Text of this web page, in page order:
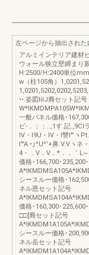
左ページから抽出された
アルミインテリア建材
ウォール狭立壁縛まり
H:2500/H:2400単位
w（柱105角）
••.姿図lilJ裔セット記号
一般パネル価格･
ピ-．；；..,1す.記.,9Cl
IV・I9U・IV・l讐l"'ヽPt.
l"'A.•｣^U^'+鼻.V.Vヽネ
4・．V．V．*．．｀
価格･166,700･235,200
シースルー価格･
ネル恩セット記号
価格･160,300･225,600
□□[裔セット記号
シースルー価格･
ネル岳セット記号